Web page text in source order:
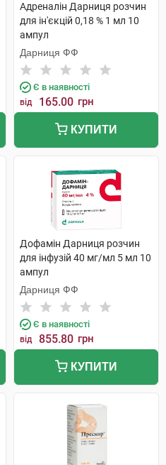
Адреналін Дарниця розчин
для ін'єкцій 0,18 % 1 мл 10
ампул
Дарниця ФФ
Є в наявності
від 165.00 грн
КУПИТИ
Дофамін Дарниця розчин
для інфузій 40 мг/мл 5 мл 10
ампул
Дарниця ФФ
Є в наявності
від 855.80 грн
КУПИТИ